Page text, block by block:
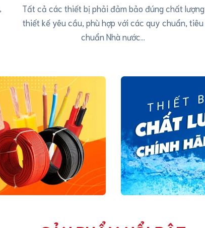
Tất cả các thiết bị phải đảm bảo đúng chất lượng
thiết kế yêu cầu, phù hợp với các quy chuẩn, tiêu
chuẩn Nhà nước…